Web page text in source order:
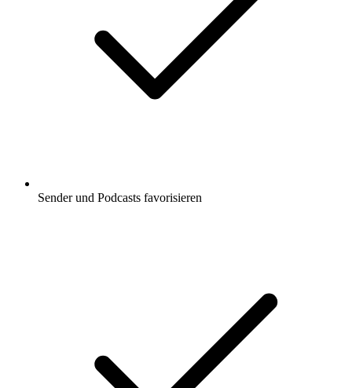
Sender und Podcasts favorisieren